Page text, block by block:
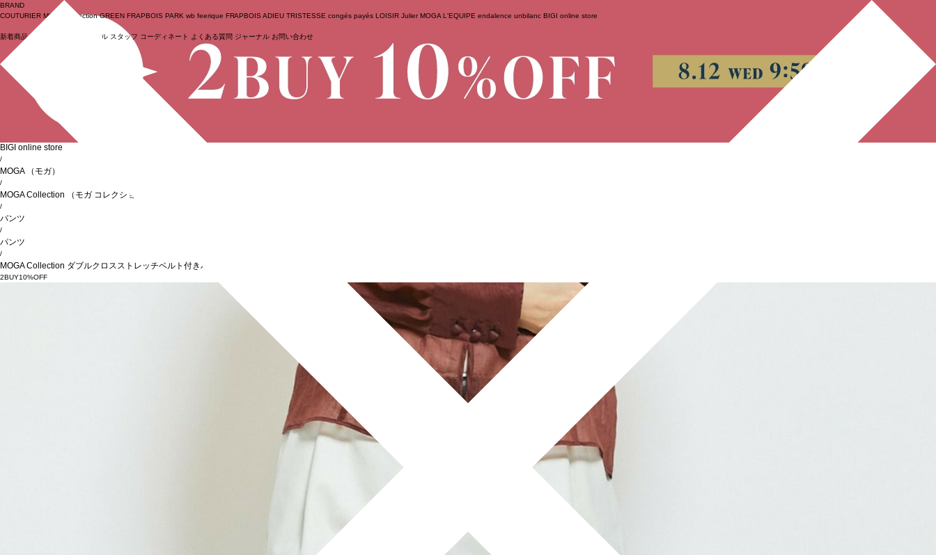
ログイン
BRAND
COUTURIER MOGA Collection GREEN FRAPBOIS PARK wb feerique FRAPBOIS ADIEU TRISTESSE congés payés LOISIR Julier MOGA L'EQUIPE endalence unbilanc BIGI online store
新着商品 (ライブ) セール スタッフ コーディネート よくある質問 ジャーナル お問い合わせ
BIGI online store
/
MOGA （モガ）
/
MOGA Collection （モガ コレクション）
/
パンツ
/
パンツ
/
MOGA Collection ダブルクロスストレッチベルト付きパンツ
2BUY10%OFF